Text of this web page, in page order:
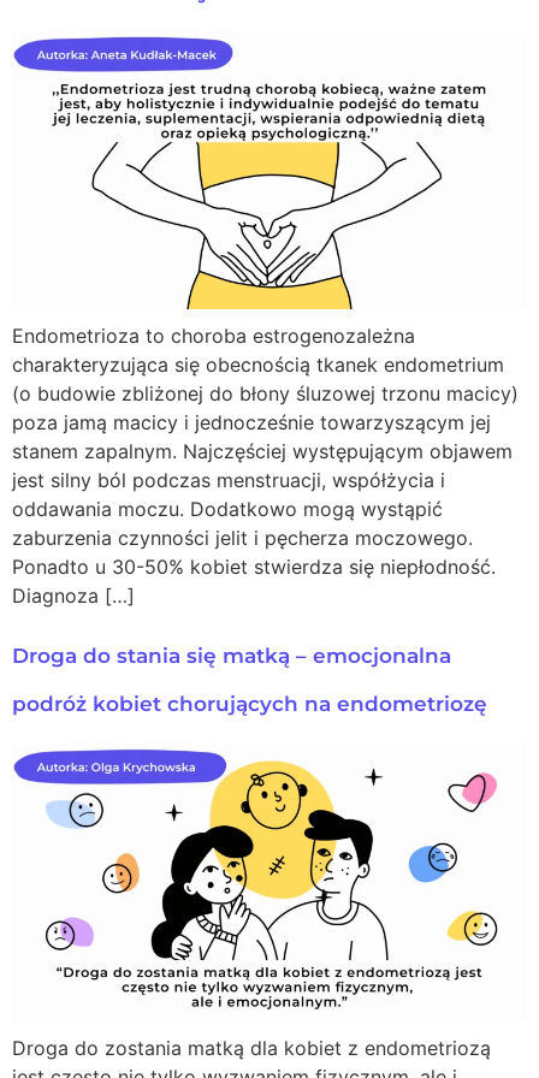
Endometrioza to choroba estrogenozależna
charakteryzująca się obecnością tkanek endometrium
(o budowie zbliżonej do błony śluzowej trzonu macicy)
poza jamą macicy i jednocześnie towarzyszącym jej
stanem zapalnym. Najczęściej występującym objawem
jest silny ból podczas menstruacji, współżycia i
oddawania moczu. Dodatkowo mogą wystąpić
zaburzenia czynności jelit i pęcherza moczowego.
Ponadto u 30-50% kobiet stwierdza się niepłodność.
Diagnoza […]
Droga do stania się matką – emocjonalna
podróż kobiet chorujących na endometriozę
Droga do zostania matką dla kobiet z endometriozą